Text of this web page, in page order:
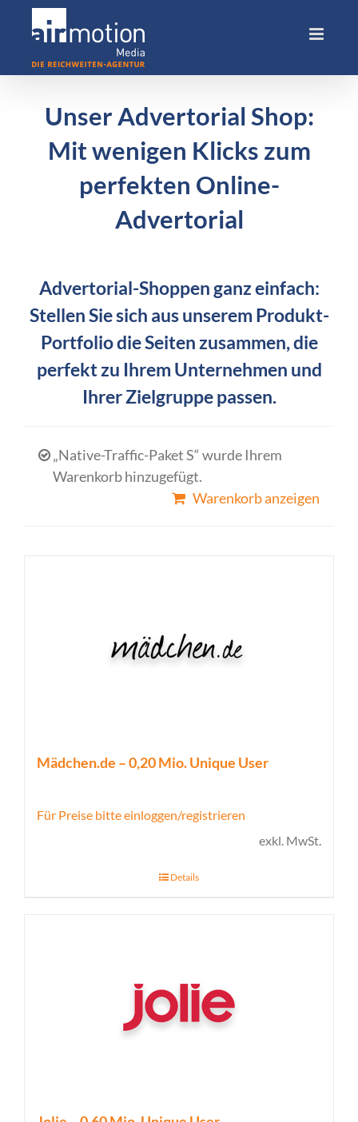
Unser Advertorial Shop:
Mit wenigen Klicks zum
perfekten Online-
Advertorial
Advertorial-Shoppen ganz einfach:
Stellen Sie sich aus unserem Produkt-
Portfolio die Seiten zusammen, die
perfekt zu Ihrem Unternehmen und
Ihrer Zielgruppe passen.
„Native-Traffic-Paket S“ wurde Ihrem
Warenkorb hinzugefügt.
Warenkorb anzeigen
Mädchen.de – 0,20 Mio. Unique User
Für Preise bitte einloggen/registrieren
exkl. MwSt.
Details